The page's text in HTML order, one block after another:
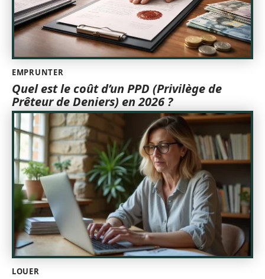
EMPRUNTER
Quel est le coût d’un PPD (Privilège de
Prêteur de Deniers) en 2026 ?
LOUER